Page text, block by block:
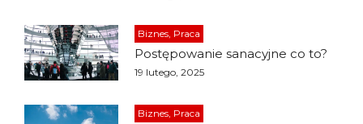
Biznes, Praca
Postępowanie sanacyjne co to?
19 lutego, 2025
Biznes, Praca